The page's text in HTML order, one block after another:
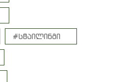
#სტაილინგი